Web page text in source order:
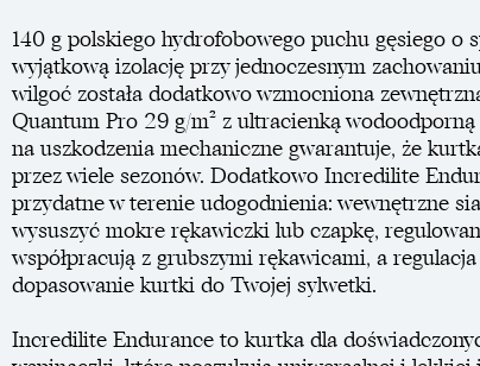
140 g polskiego hydrofobowego puchu gęsiego o
wyjątkową izolację przy jednoczesnym
wilgoć została dodatkowo wzmocniona
Quantum Pro 29 g/m² z ultracienką wodoodporną
na uszkodzenia mechaniczne gwarantuje, że
przez wiele sezonów. Dodatkowo Incredilite
przydatne w terenie udogodnienia: wewnętrzne
wysuszyć mokre rękawiczki lub czapkę,
współpracują z grubszymi rękawicami, a
dopasowanie kurtki do Twojej sylwetki.
Incredilite Endurance to kurtka dla